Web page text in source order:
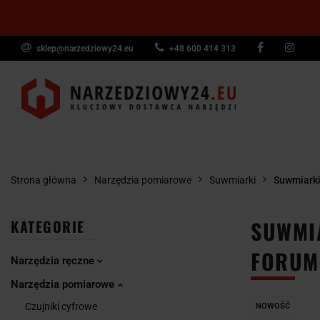
sklep@narzedziowy24.eu +48 600 414 313
Narzędzia
Narzędzia
Strona główna Narzędzia pomiarowe Suwmiarki
KATEGORIE
Narzędzia ręczne
Narzędzia pomiarowe
Czujniki cyfrowe
FORUM
NOWOŚĆ